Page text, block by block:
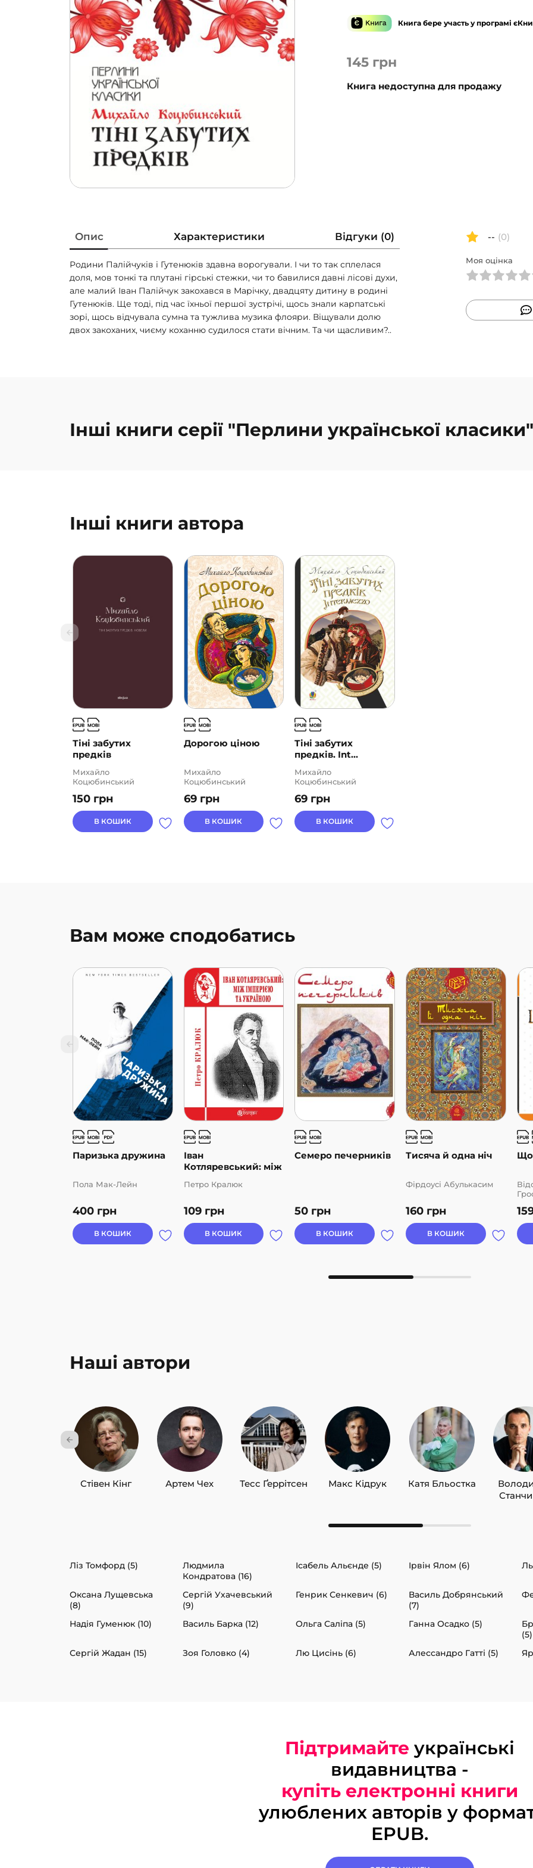
145 грн
Книга недоступна для продажу
Книга бере участь у програмі
Опис Характеристики Відгуки (0)
Родини Палійчуків і Гутенюків здавна ворогували. І чи то так сплелася
доля, мов тонкі та плутані гірські стежки, чи то бавилися давні лісові духи,
але малий Іван Палійчук закохався в Марічку, двадцяту дитину в родині
Гутенюків. Ще тоді, під час їхньої першої зустрічі, щось знали карпатські
зорі, щось відчувала сумна та тужлива музика флояри. Віщували долю
двох закоханих, чиєму коханню судилося стати вічним. Та чи щасливим?..
-- (0)
Моя оцінка
Інші книги серії "Перлини української класики"
Інші книги автора
Тіні забутих
предків
150 грн
Михайло
Коцюбинський
В КОШИК
Дорогою ціною
69 грн
Михайло
Коцюбинський
В КОШИК
Тіні забутих
предків. Int...
69 грн
Михайло
Коцюбинський
В КОШИК
Вам може сподобатись
Паризька дружина
400 грн
Пола Мак-Лейн
В КОШИК
Іван
Котляревський: між
109 грн
Петро Кралюк
В КОШИК
Семеро печерників
50 грн
В КОШИК
Тисяча й одна ніч
160 грн
Фірдоусі Абулькасим
В КОШИК
Наші автори
Стівен Кінг Артем Чех Тесс Ґеррітсен Макс Кідрук Катя Бльостка
Ліз Томфорд (5)
Людмила
Кондратова (16)
Ісабель Альєнде (5) Ірвін Ялом (6)
Оксана Лущевська
(8)
Сергій Ухачевський
(9)
Генрик Сенкевич (6)
Василь Добрянський
(7)
Надія Гуменюк (10) Василь Барка (12) Ольга Саліпа (5) Ганна Осадко (5)
(5)
Сергій Жадан (15)
Зоя Головко (4) Лю Цисінь (6) Алессандро Гатті (5)
Підтримайте українські
видавництва -
купіть електронні книги
улюблених авторів у
EPUB.